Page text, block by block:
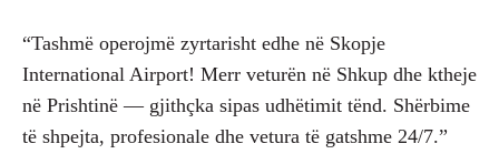
“Tashmë operojmë zyrtarisht edhe në Skopje
International Airport! Merr veturën në Shkup dhe ktheje
në Prishtinë — gjithçka sipas udhëtimit tënd. Shërbime
të shpejta, profesionale dhe vetura të gatshme 24/7.”